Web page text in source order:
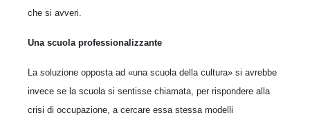
che si avveri.
Una scuola professionalizzante
La soluzione opposta ad «una scuola della cultura» si avrebbe
invece se la scuola si sentisse chiamata, per rispondere alla
crisi di occupazione, a cercare essa stessa modelli